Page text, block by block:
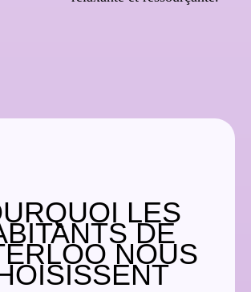
LES
DE
NOUS